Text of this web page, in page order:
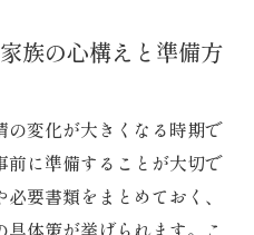
給額や申請期限の要点
確認方法を解説します
る申請手続きのコツ
族の心構えと準備方
の変化が大きくなる時期で
に準備することが大切で
要書類をまとめておく、